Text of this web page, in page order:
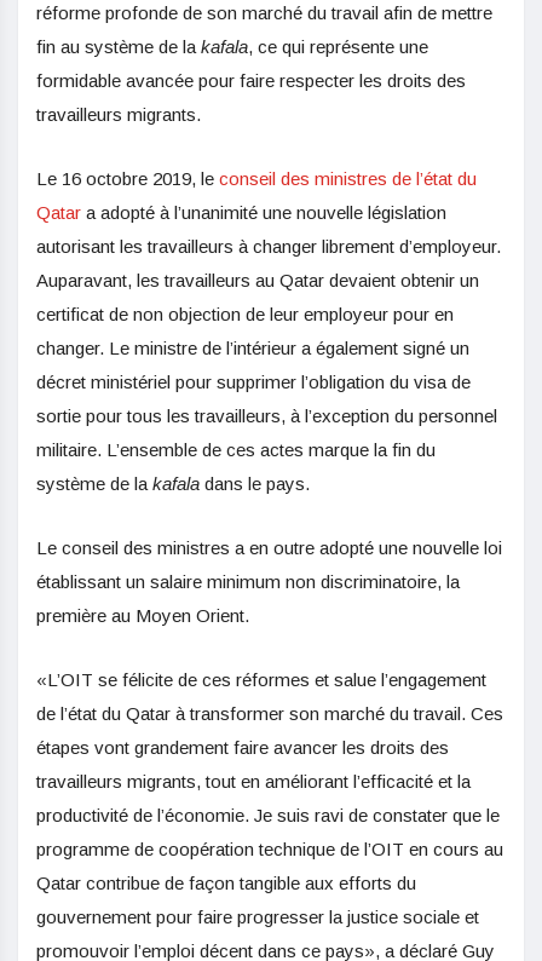
réforme profonde de son marché du travail afin de mettre
fin au système de la kafala, ce qui représente une
formidable avancée pour faire respecter les droits des
travailleurs migrants.
Le 16 octobre 2019, le conseil des ministres de l’état du
Qatar a adopté à l’unanimité une nouvelle législation
autorisant les travailleurs à changer librement d’employeur.
Auparavant, les travailleurs au Qatar devaient obtenir un
certificat de non objection de leur employeur pour en
changer. Le ministre de l’intérieur a également signé un
décret ministériel pour supprimer l’obligation du visa de
sortie pour tous les travailleurs, à l’exception du personnel
militaire. L’ensemble de ces actes marque la fin du
système de la kafala dans le pays.
Le conseil des ministres a en outre adopté une nouvelle loi
établissant un salaire minimum non discriminatoire, la
première au Moyen Orient.
«L’OIT se félicite de ces réformes et salue l’engagement
de l’état du Qatar à transformer son marché du travail. Ces
étapes vont grandement faire avancer les droits des
travailleurs migrants, tout en améliorant l’efficacité et la
productivité de l’économie. Je suis ravi de constater que le
programme de coopération technique de l’OIT en cours au
Qatar contribue de façon tangible aux efforts du
gouvernement pour faire progresser la justice sociale et
promouvoir l’emploi décent dans ce pays», a déclaré Guy